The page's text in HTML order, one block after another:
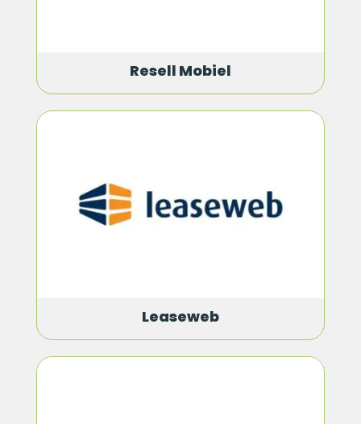
Resell Mobiel
Leaseweb